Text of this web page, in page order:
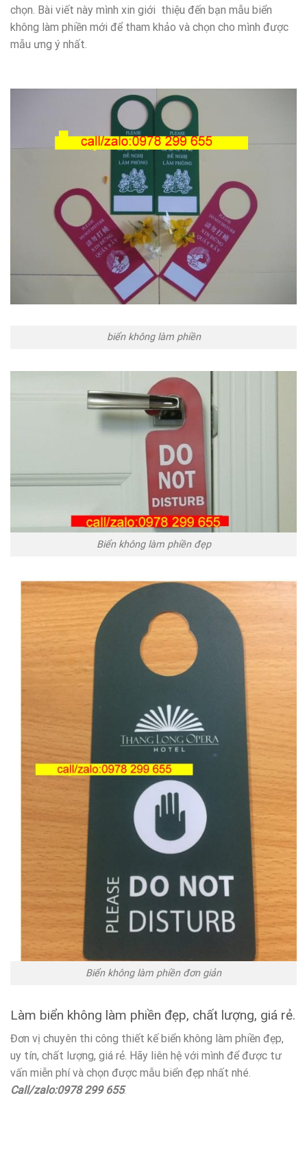
chọn. Bài viết này mình xin giới thiệu đến bạn mẫu biển
không làm phiền mới để tham khảo và chọn cho mình được
mẫu ưng ý nhất.
biển không làm phiền
Biển không làm phiền đẹp
Biển không làm phiền đơn giản
Làm biển không làm phiền đẹp, chất lượng, giá rẻ.
Đơn vị chuyên thi công thiết kế biển không làm phiền đẹp,
uy tín, chất lượng, giá rẻ. Hãy liên hệ với mình để được tư
vấn miễn phí và chọn được mẫu biển đẹp nhất nhé.
Call/zalo:0978 299 655.